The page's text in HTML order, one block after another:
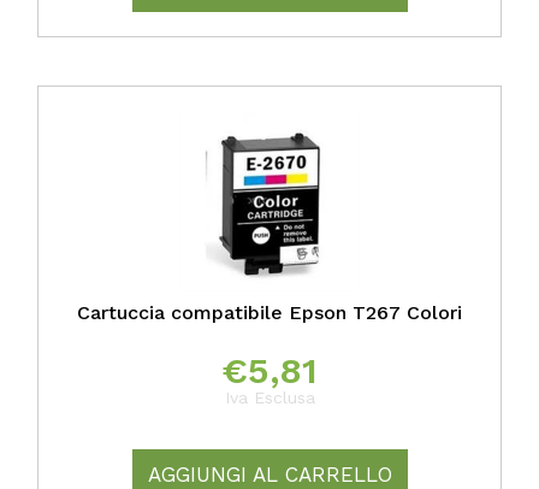
Cartuccia compatibile Epson T267 Colori
€5,81
Iva Esclusa
AGGIUNGI AL CARRELLO